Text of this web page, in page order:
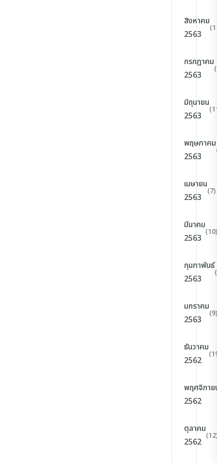
สิงหาคม
2563
กรกฎาคม
2563
มิถุนายน
2563
พฤษภาคม
2563
เมษายน
2563
(7)
มีนาคม
2563
(10)
กุมภาพันธ์
2563
มกราคม
2563
(9)
ธันวาคม
2562
พฤศจิกาย
2562
ตุลาคม
2562